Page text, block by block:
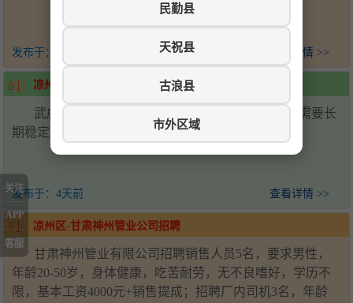
民勤县
天祝县
古浪县
市外区域
发布于： 查看详情 >>
凉州区-招聘
武威万达广场招聘川湘菜炒锅两名，配菜两名，需要长
期稳定，要求技术过硬，联系电话19958567158
发布于： 4天前 查看详情 >>
凉州区-甘肃神州管业公司招聘
甘肃神州管业有限公司招聘销售人员5名，要求男性，
年龄20-50岁，身体健康，吃苦耐劳，无不良嗜好，学历不
限，基本工资4000元+销售提成；招聘厂内司机3名，年龄
关注
APP
客服